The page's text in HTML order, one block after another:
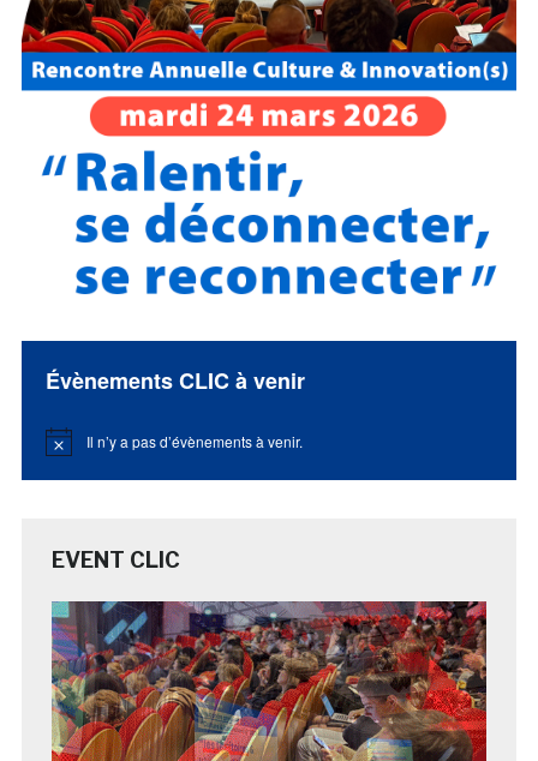
Évènements CLIC à venir
Notice Il n’y a pas d’évènements à venir.
EVENT CLIC